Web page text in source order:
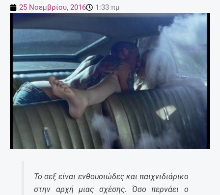
25 Νοεμβρίου, 2016 1:33 πμ
Το σεξ είναι ενθουσιώδες και παιχνιδιάρικο
στην αρχή μιας σχέσης. Όσο περνάει ο